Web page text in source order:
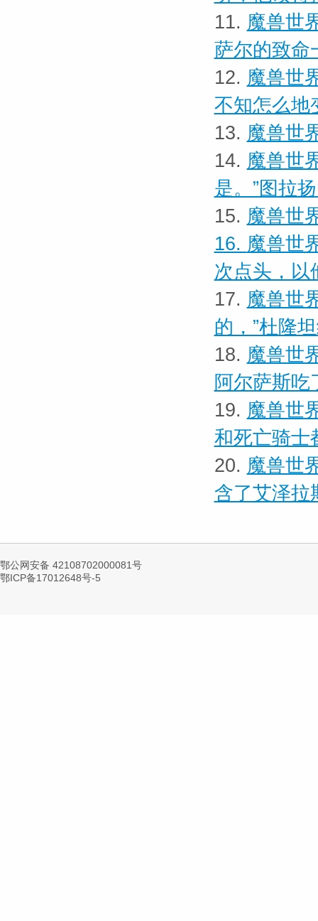
11. 魔兽世
萨尔的致命
12. 魔兽世
不知怎么地
13. 魔兽世
14. 魔兽世
是。”图拉
15. 魔兽世
16. 魔兽世
次点头，以
17. 魔兽世
的，”杜隆
18. 魔兽世
阿尔萨斯吃
19. 魔兽世
和死亡骑士
20. 魔兽世
含了艾泽拉
鄂公网安备 42108702000081号
鄂ICP备17012648号-5